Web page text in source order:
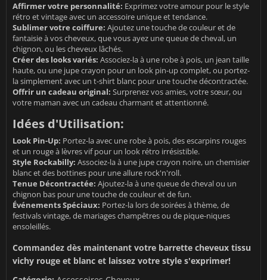
Affirmer votre personnalité: Exprimez votre amour pour le style
rétro et vintage avec un accessoire unique et tendance.
Sublimer votre coiffure: Ajoutez une touche de couleur et de
fantaisie à vos cheveux, que vous ayez une queue de cheval, un
chignon, ou les cheveux lâchés.
Créer des looks variés: Associez-la à une robe à pois, un jean taille
haute, ou une jupe crayon pour un look pin-up complet, ou portez-
la simplement avec un t-shirt blanc pour une touche décontractée.
Offrir un cadeau original: Surprenez vos amies, votre sœur, ou
votre maman avec un cadeau charmant et attentionné.
Idées d'Utilisation:
Look Pin-Up: Portez-la avec une robe à pois, des escarpins rouges
et un rouge à lèvres vif pour un look rétro irrésistible.
Style Rockabilly: Associez-la à une jupe crayon noire, un chemisier
blanc et des bottines pour une allure rock'n'roll.
Tenue Décontractée: Ajoutez-la à une queue de cheval ou un
chignon bas pour une touche de couleur et de fun.
Événements Spéciaux: Portez-la lors de soirées à thème, de
festivals vintage, de mariages champêtres ou de pique-niques
ensoleillés.
Commandez dès maintenant votre barrette cheveux tissu
vichy rouge et blanc et laissez votre style s'exprimer!